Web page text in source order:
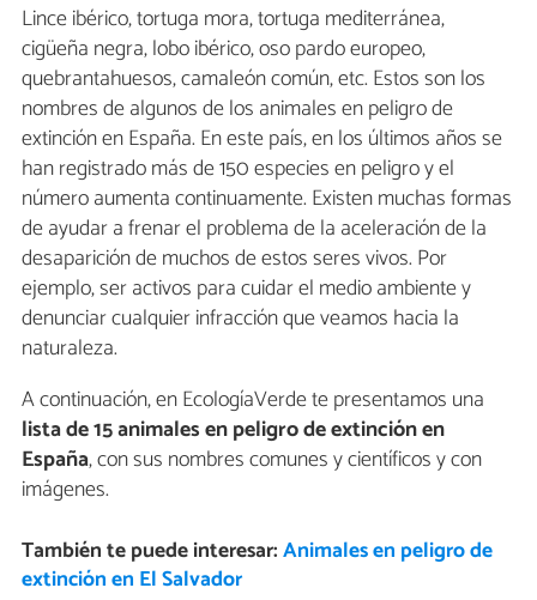
Lince ibérico, tortuga mora, tortuga mediterránea,
cigüeña negra, lobo ibérico, oso pardo europeo,
quebrantahuesos, camaleón común, etc. Estos son los
nombres de algunos de los animales en peligro de
extinción en España. En este país, en los últimos años se
han registrado más de 150 especies en peligro y el
número aumenta continuamente. Existen muchas formas
de ayudar a frenar el problema de la aceleración de la
desaparición de muchos de estos seres vivos. Por
ejemplo, ser activos para cuidar el medio ambiente y
denunciar cualquier infracción que veamos hacia la
naturaleza.
A continuación, en EcologíaVerde te presentamos una
lista de 15 animales en peligro de extinción en
España, con sus nombres comunes y científicos y con
imágenes.
También te puede interesar:Animales en peligro de
extinción en El Salvador